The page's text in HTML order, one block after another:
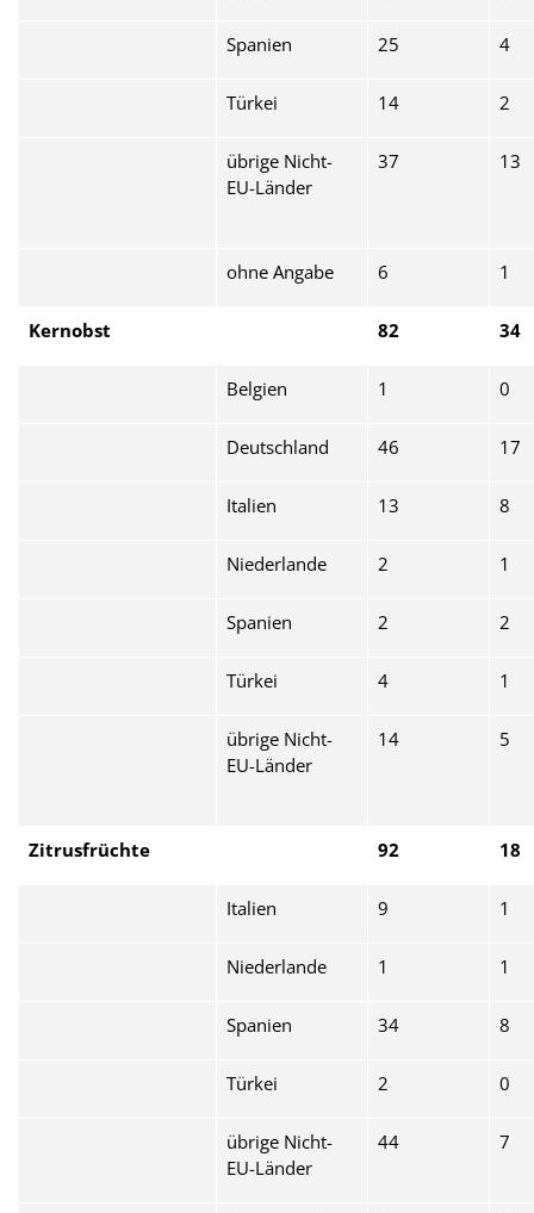
Spanien 25 4
Türkei 14 2
übrige Nicht-
EU-Länder
37 13
ohne Angabe 6 1
Kernobst 82 34
Belgien 1 0
Deutschland 46 17
Italien 13 8
Niederlande 2 1
Spanien 2 2
Türkei 4 1
übrige Nicht-
EU-Länder
14 5
Zitrusfrüchte 92 18
Italien 9 1
Niederlande 1 1
Spanien 34 8
Türkei 2 0
übrige Nicht-
EU-Länder
44 7